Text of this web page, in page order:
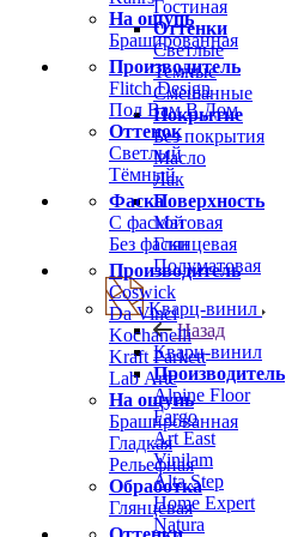
На ощупь
Брашированная
Производитель
Flitch Design
Пол Вам В Дом
Оттенок
Светлый
Тёмный
Фаска
С фаской
Без фаски
Производитель
Coswick
Da Vinci
Kochanelli
Kraft Parkett
Lab Arte
На ощупь
Брашированная
Гладкая
Рельефная
Обработка
Глянцевая
Гостиная
Оттенки
Светлые
Темные
Смешанные
Покрытие
Без покрытия
Масло
Лак
Поверхность
Матовая
Глянцевая
Полуматовая
Кварц-винил
Назад
Кварц-винил
Производитель
Alpine Floor
Fargo
Art East
Vinilam
Alta Step
Home Expert
Natura